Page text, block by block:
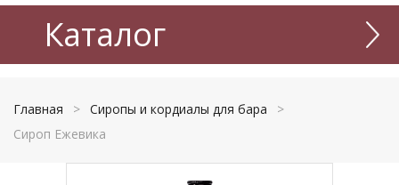
77-99
Каталог
Главная > Сиропы и кордиалы для бара
>
Сироп Ежевика